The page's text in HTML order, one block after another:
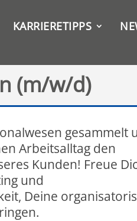
KARRIERETIPPS
(m/w/d)
gesammelt
Arbeitsalltag den
Kunden! Freue
und
Deine